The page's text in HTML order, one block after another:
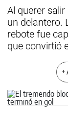
Al querer
un delantero.
rebote fue
que convirtió
+